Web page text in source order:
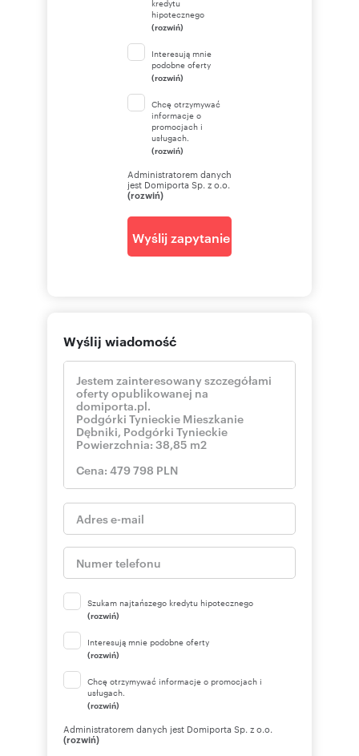
kredytu
hipotecznego
(rozwiń)
Interesują mnie
podobne oferty
(rozwiń)
Chcę otrzymywać
informacje o
promocjach i
usługach.
(rozwiń)
Administratorem danych
jest Domiporta Sp. z o.o.
(rozwiń)
Wyślij zapytanie
Wyślij wiadomość
Szukam najtańszego kredytu hipotecznego
(rozwiń)
Interesują mnie podobne oferty
(rozwiń)
Chcę otrzymywać informacje o promocjach i
usługach.
(rozwiń)
Administratorem danych jest Domiporta Sp. z o.o.
(rozwiń)